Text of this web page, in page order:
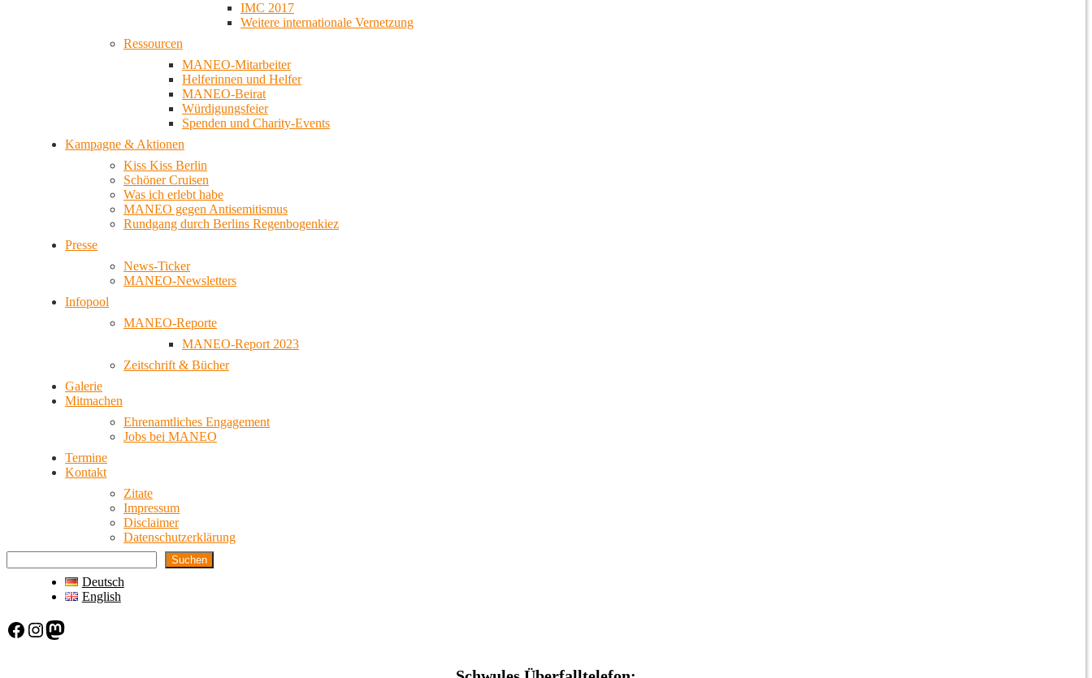
IMC 2017
Weitere internationale Vernetzung
Ressourcen
MANEO-Mitarbeiter
Helferinnen und Helfer
MANEO-Beirat
Würdigungsfeier
Spenden und Charity-Events
Kampagne & Aktionen
Kiss Kiss Berlin
Schöner Cruisen
Was ich erlebt habe
MANEO gegen Antisemitismus
Rundgang durch Berlins Regenbogenkiez
Presse
News-Ticker
MANEO-Newsletters
Infopool
MANEO-Reporte
MANEO-Report 2023
Zeitschrift & Bücher
Galerie
Mitmachen
Ehrenamtliches Engagement
Jobs bei MANEO
Termine
Kontakt
Zitate
Impressum
Disclaimer
Datenschutzerklärung
Suchen
Deutsch
English
Facebook Instagram Mastodon